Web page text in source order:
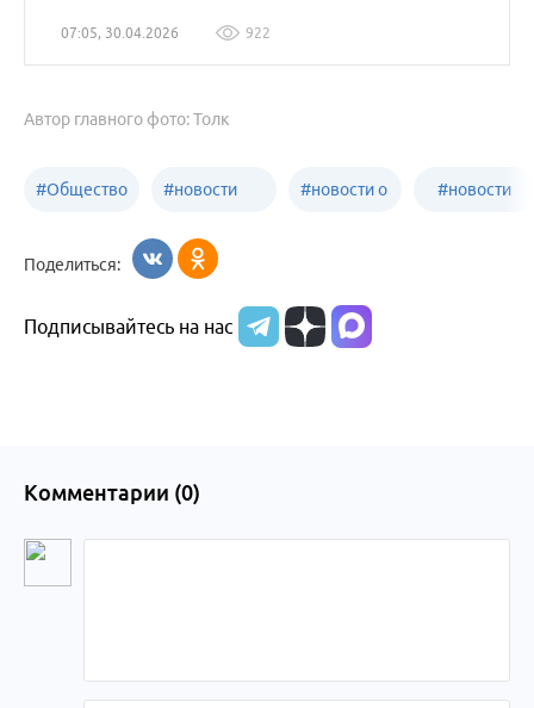
07:05, 30.04.2026 922
Автор главного фото: Толк
#Общество #новости
образования
#новости о
Алтайского
#новости
Поделиться:
Подписывайтесь на нас
Комментарии (0)